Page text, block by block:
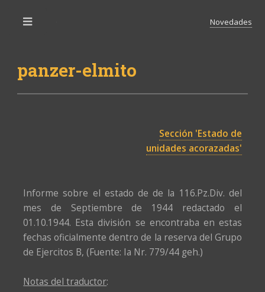
panzer-elmito
Novedades
Sección 'Estado de
unidades acorazadas'
Informe sobre el estado de de la 116.Pz.Div. del
mes de Septiembre de 1944 redactado el
01.10.1944. Esta división se encontraba en estas
fechas oficialmente dentro de la reserva del Grupo
de Ejercitos B, (Fuente: Ia Nr. 779/44 geh.)
Notas del traductor: